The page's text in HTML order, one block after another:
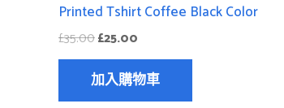
Printed Tshirt Coffee Black Color
£35.00£25.00
加入購物車